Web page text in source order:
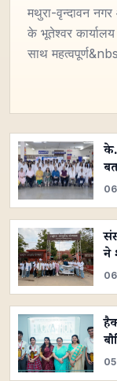
मथुरा-वृन्दावन
के भूतेश्वर
साथ
ने